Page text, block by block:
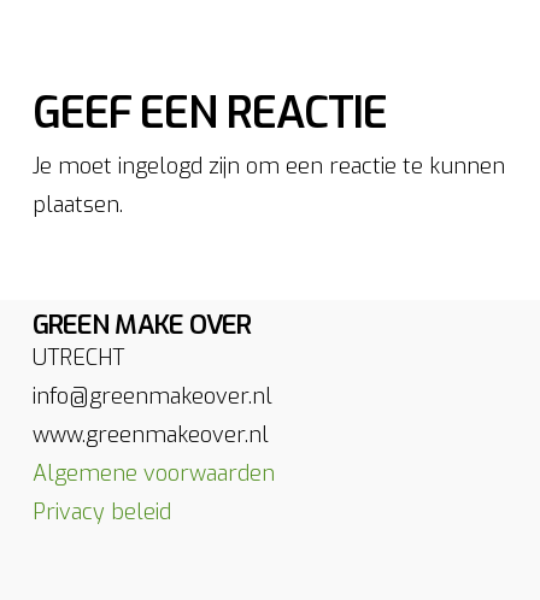
GEEF EEN REACTIE
Je moet ingelogd zijn om een reactie te kunnen
plaatsen.
GREEN MAKE OVER
UTRECHT
info@greenmakeover.nl
www.greenmakeover.nl
Algemene voorwaarden
Privacy beleid